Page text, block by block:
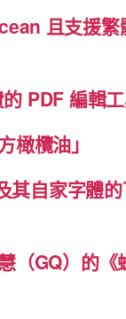
且支援繁
PDF 編輯
橄欖油」
其自家字體
（GQ）的《